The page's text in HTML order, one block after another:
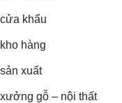
khẩu
hàng
xuất
gỗ – nội thất